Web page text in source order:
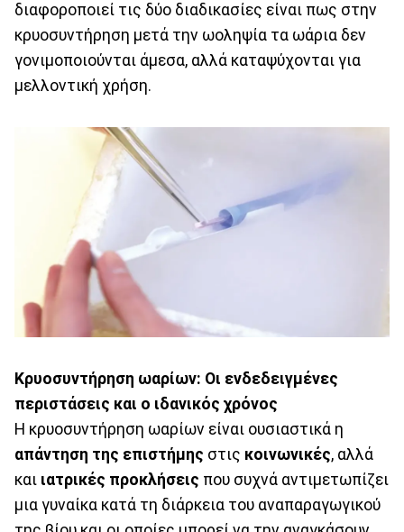
διαφοροποιεί τις δύο διαδικασίες είναι πως στην
κρυοσυντήρηση μετά την ωοληψία τα ωάρια δεν
γονιμοποιούνται άμεσα, αλλά καταψύχονται για
μελλοντική χρήση.
Κρυοσυντήρηση ωαρίων: Οι ενδεδειγμένες
περιστάσεις και ο ιδανικός χρόνος
Η κρυοσυντήρηση ωαρίων είναι ουσιαστικά η
απάντηση της επιστήμης στις κοινωνικές, αλλά
και ιατρικές προκλήσεις που συχνά αντιμετωπίζει
μια γυναίκα κατά τη διάρκεια του αναπαραγωγικού